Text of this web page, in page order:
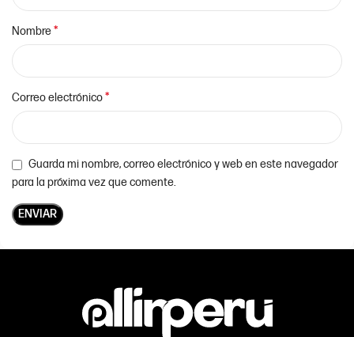
Nombre*
Correo electrónico*
Guarda mi nombre, correo electrónico y web en este navegador
para la próxima vez que comente.